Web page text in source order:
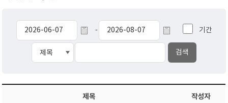
- 기간
제목 작성자